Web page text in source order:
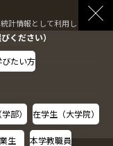
計情報として利用します。
ください）
たい方
部） 在学生（大学院）
生 本学教職員